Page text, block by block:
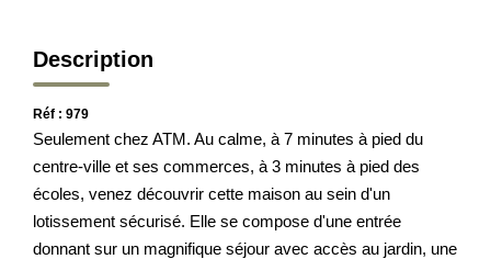
Description
Réf : 979
Seulement chez ATM. Au calme, à 7 minutes à pied du
centre-ville et ses commerces, à 3 minutes à pied des
écoles, venez découvrir cette maison au sein d'un
lotissement sécurisé. Elle se compose d'une entrée
donnant sur un magnifique séjour avec accès au jardin, une